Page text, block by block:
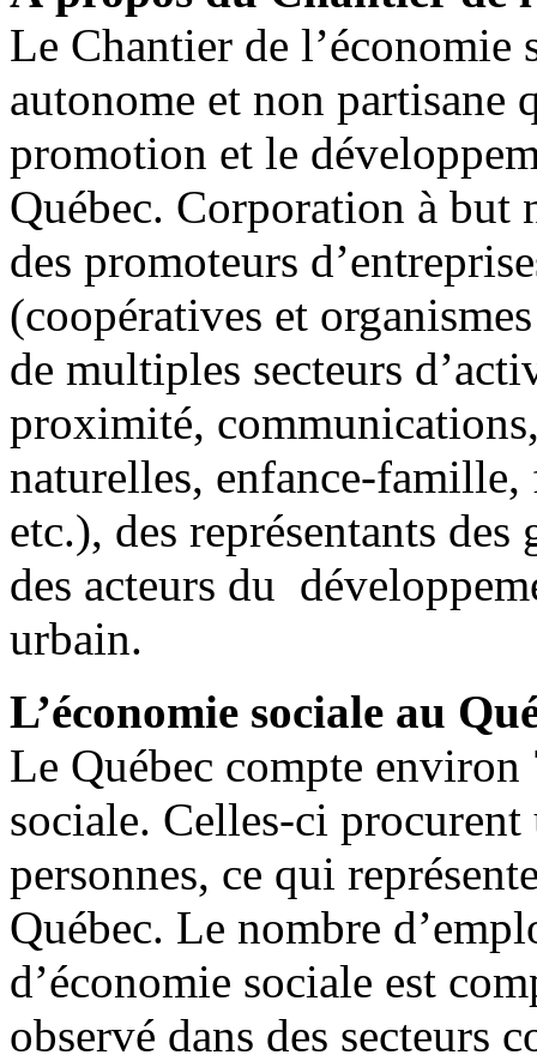
Le Chantier de l’économie
autonome et non partisane
promotion et le
Québec. Corporation à
des promoteurs
(coopératives et
de multiples secteurs
proximité,
naturelles, enfance-
etc.), des représentants
des acteurs du
urbain.
L’économie sociale au
Le Québec compte environ
sociale. Celles-ci
personnes, ce qui
Québec. Le nombre
d’économie sociale est
observé dans des secteurs